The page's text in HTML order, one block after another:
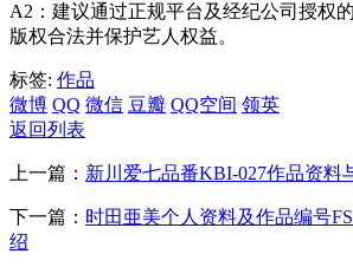
A2：建议通过正规平台及经纪公司授权
版权合法并保护艺人权益。
标签: 作品
微博 QQ 微信 豆瓣 QQ空间 领英
返回列表
上一篇： 新川爱七品番KBI-027作品资料
下一篇： 时田亜美个人资料及作品编号
绍